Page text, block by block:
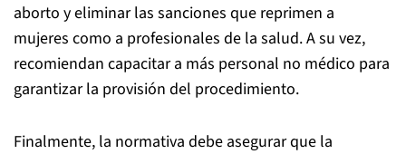
aborto y eliminar las sanciones que reprimen a
mujeres como a profesionales de la salud. A su vez,
recomiendan capacitar a más personal no médico para
garantizar la provisión del procedimiento.
Finalmente, la normativa debe asegurar que la